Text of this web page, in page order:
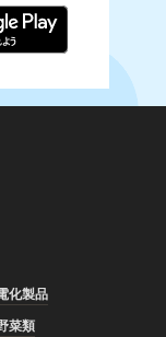
化製品
菜類